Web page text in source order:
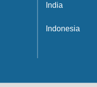
India
Indonesia